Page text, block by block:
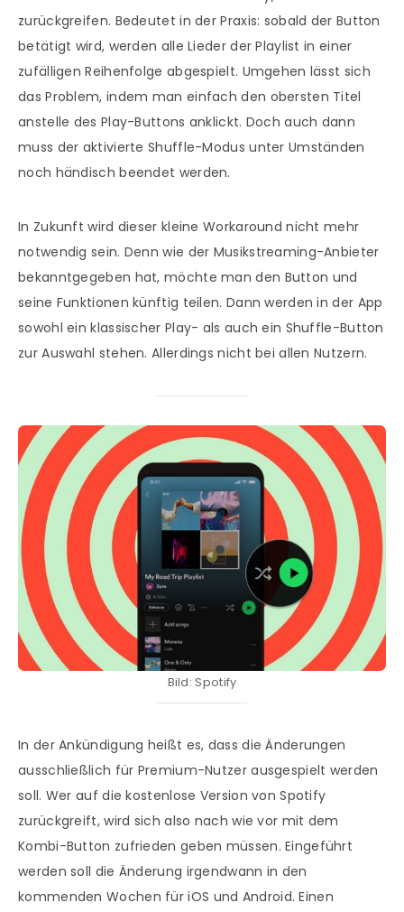
zurückgreifen. Bedeutet in der Praxis: sobald der Button
betätigt wird, werden alle Lieder der Playlist in einer
zufälligen Reihenfolge abgespielt. Umgehen lässt sich
das Problem, indem man einfach den obersten Titel
anstelle des Play-Buttons anklickt. Doch auch dann
muss der aktivierte Shuffle-Modus unter Umständen
noch händisch beendet werden.
In Zukunft wird dieser kleine Workaround nicht mehr
notwendig sein. Denn wie der Musikstreaming-Anbieter
bekanntgegeben hat, möchte man den Button und
seine Funktionen künftig teilen. Dann werden in der App
sowohl ein klassischer Play- als auch ein Shuffle-Button
zur Auswahl stehen. Allerdings nicht bei allen Nutzern.
Bild: Spotify
In der Ankündigung heißt es, dass die Änderungen
ausschließlich für Premium-Nutzer ausgespielt werden
soll. Wer auf die kostenlose Version von Spotify
zurückgreift, wird sich also nach wie vor mit dem
Kombi-Button zufrieden geben müssen. Eingeführt
werden soll die Änderung irgendwann in den
kommenden Wochen für iOS und Android. Einen